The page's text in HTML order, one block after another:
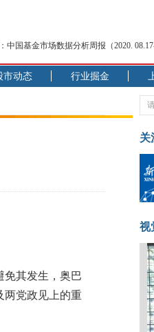
中国基金市场数据分析周报（2020.
疫情下，新加坡旅游业步履维艰
疫情下的香港零售业如何浴火重生？
疫情下一家香港传统零售商的转型突围之
中国基金市场数据分析周报（2020.
经调查】同业存单、结构性存款玩起“跷跷
市场净投放300亿元 短端资金利率明显下行
市双轮冲击 债市回调十年期债表现最弱
：北斗收官之星发射成功，全产业链解析
市动态 行业掘金
免其发生，奥巴
两党政见上的重
关
视